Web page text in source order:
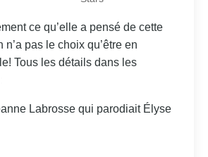
ce qu’elle a pensé de cette
n’a pas le choix qu’être en
Tous les détails dans les
Labrosse qui parodiait Élyse